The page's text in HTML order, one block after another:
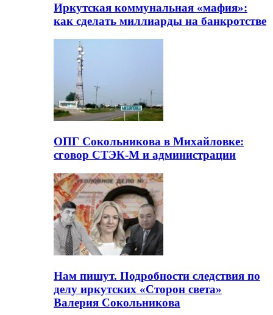
Иркутская коммунальная «мафия»:
как сделать миллиарды на банкротстве
ОПГ Сокольникова в Михайловке:
сговор СТЭК-М и администрации
Нам пишут. Подробности следствия по
делу иркутских «Сторон света»
Валерия Сокольникова